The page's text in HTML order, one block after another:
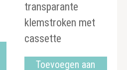
transparante
klemstroken met
cassette
Toevoegen aan